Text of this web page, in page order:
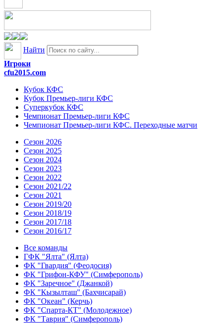
Найти
Игроки
cfu2015.com
Кубок КФС
Кубок Премьер-лиги КФС
Суперкубок КФС
Чемпионат Премьер-лиги КФС
Чемпионат Премьер-лиги КФС. Переходные матчи
Сезон 2026
Сезон 2025
Сезон 2024
Сезон 2023
Сезон 2022
Сезон 2021/22
Сезон 2021
Сезон 2019/20
Сезон 2018/19
Сезон 2017/18
Сезон 2016/17
Все команды
ГФК "Ялта" (Ялта)
ФК "Гвардия" (Феодосия)
ФК "Грифон-КФУ" (Симферополь)
ФК "Заречное" (Джанкой)
ФК "Кызылташ" (Бахчисарай)
ФК "Океан" (Керчь)
ФК "Спарта-КТ" (Молодежное)
ФК "Таврия" (Симферополь)